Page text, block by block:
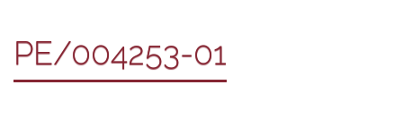
PE/004253-01